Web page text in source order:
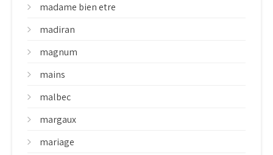
madame bien etre
madiran
magnum
mains
malbec
margaux
mariage